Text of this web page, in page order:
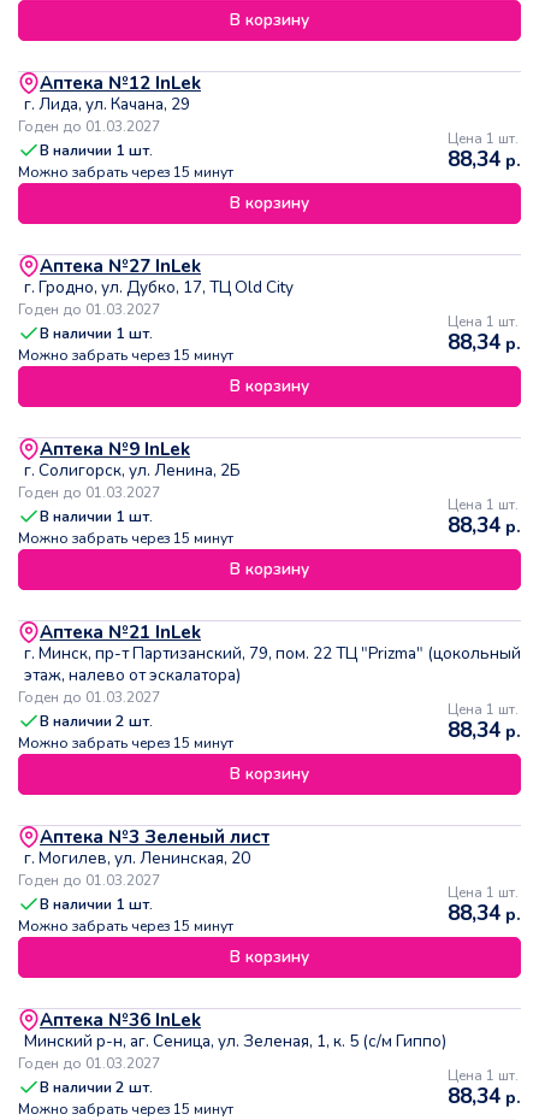
В корзину
Аптека №12 InLek
г. Лида, ул. Качана, 29
Годен до 01.03.2027
В наличии 1 шт.
Можно забрать через 15 минут
Цена 1 шт.
88,34 р.
В корзину
Аптека №27 InLek
г. Гродно, ул. Дубко, 17, ТЦ Old City
Годен до 01.03.2027
В наличии 1 шт.
Можно забрать через 15 минут
Цена 1 шт.
88,34 р.
В корзину
Аптека №9 InLek
г. Солигорск, ул. Ленина, 2Б
Годен до 01.03.2027
В наличии 1 шт.
Можно забрать через 15 минут
Цена 1 шт.
88,34 р.
В корзину
Аптека №21 InLek
г. Минск, пр-т Партизанский, 79, пом. 22 ТЦ "Prizma" (цокольный
этаж, налево от эскалатора)
Годен до 01.03.2027
В наличии2 шт.
Можно забрать через 15 минут
Цена 1 шт.
88,34 р.
В корзину
Аптека №3 Зеленый лист
г. Могилев, ул. Ленинская, 20
Годен до 01.03.2027
В наличии 1 шт.
Можно забрать через 15 минут
Цена 1 шт.
88,34 р.
В корзину
Аптека №36 InLek
Минский р-н, аг. Сеница, ул. Зеленая, 1, к. 5 (с/м Гиппо)
Годен до 01.03.2027
В наличии2 шт.
Можно забрать через 15 минут
Цена 1 шт.
88,34 р.